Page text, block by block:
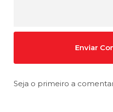
Seja o primeiro a